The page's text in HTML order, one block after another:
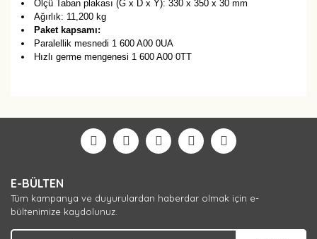
Ölçü Taban plakası (G x D x Y): 330 x 350 x 30 mm
Ağırlık: 11,200 kg
Paket kapsamı:
Paralellik mesnedi 1 600 A00 0UA
Hızlı germe mengenesi 1 600 A00 0TT
Yorum Yaz
E-BÜLTEN
Tüm kampanya ve duyurulardan haberdar olmak için e-
bültenimize kaydolunuz.